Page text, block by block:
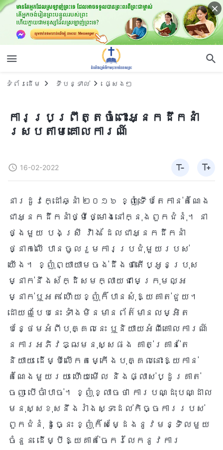
ទំព័រ​ដើម ទីបន្ទាល់ ផ្សេងៗ
ការប្រព្រឹត្តចំពោះអ្នកដឹកនាំ
ស្របតាមគោលការណ៍
16-02-2022
នារដូវក្ដៅឆ្នាំ ២០១៦ ខ្ញុំទើបតែកាន់តំណែង
ជាអ្នកដឹកនាំថ្មីថ្មោងនៅក្នុងពួកជំនុំ។ នា
ថ្ងៃមួយ បងស្រី វ៉ាង ដែលជាអ្នកដឹកនាំ
ថ្នាក់លើ បានចូលរួមការប្រជុំមួយរបស់
យើង។ ខ្ញុំព្យាយាមចង់ដឹងថាតើប្អូនប្រុស
ម្នាក់នឹងស័ក្ដិសមក្លាយជាមេក្រុមល្អ
ម្នាក់ឬអត់ ហើយខ្ញុំក៏បានសុំឱ្យគាត់ជួយ។
ដោយឮបែបនេះ ទាំងមិនមានព័ត៌មានលម្អិត
បន្ថែមអំពីបុគ្គលនេះ ឬនិយាយអំពីគោលការណ៍
នៃការអភិវឌ្ឍមនុស្សផង គាត់គ្រាន់តែ
និយាយ ដើម្បីលើកតម្កើងបុគ្គលនោះឱ្យកាន់
តំណែងមួយរយៈ ហើយមើល និងផ្លាស់ប្ដូរគាត់
ចេញ បើចាំបាច់។ ខ្ញុំខ្លាចថា ការបណ្ដុះបណ្ដាល
មនុស្សខុសនឹងរាំងស្ទះដល់កិច្ចការរបស់
ពួកជំនុំ ដូច្នេះ ខ្ញុំក៏សម្ដែងនូវមន្ទិលមួយ
ចំនួន ដើម្បីឱ្យគាត់ចែករំលែកនូវការ